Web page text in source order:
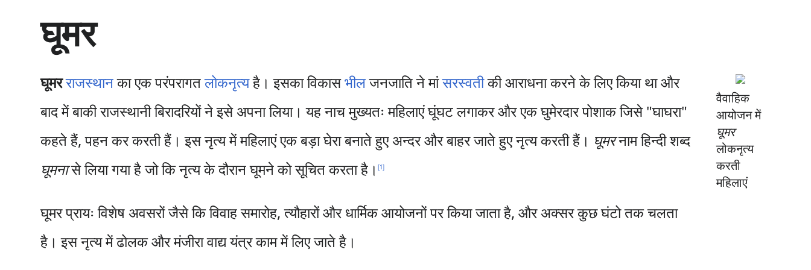
म
ग्री
एँ
घूमर
वैवाहिक
आयोजन में
घूमर
लोकनृत्य
करती
महिलाएं
घूमरराजस्थानका एक परंपरागतलोकनृत्यहै। इसका विकासभीलजनजाति ने मांसरस्वतीकी आराधना करने के लिए किया था और
बाद में बाकी राजस्थानी बिरादरियों ने इसे अपना लिया। यह नाच मुख्यतः महिलाएं घूंघट लगाकर और एक घुमेरदार पोशाक जिसे "घाघरा"
कहते हैं, पहन कर करती हैं। इस नृत्य में महिलाएं एक बड़ा घेरा बनाते हुए अन्दर और बाहर जाते हुए नृत्य करती हैं। घूमरनाम हिन्दी शब्द
घूमनासे लिया गया है जो कि नृत्य के दौरान घूमने को सूचित करता है।[1]
घूमर प्रायः विशेष अवसरों जैसे कि विवाह समारोह, त्यौहारों और धार्मिक आयोजनों पर किया जाता है, और अक्सर कुछ घंटो तक चलता
है। इस नृत्य में ढोलक और मंजीरा वाद्य यंत्र काम में लिए जाते है।